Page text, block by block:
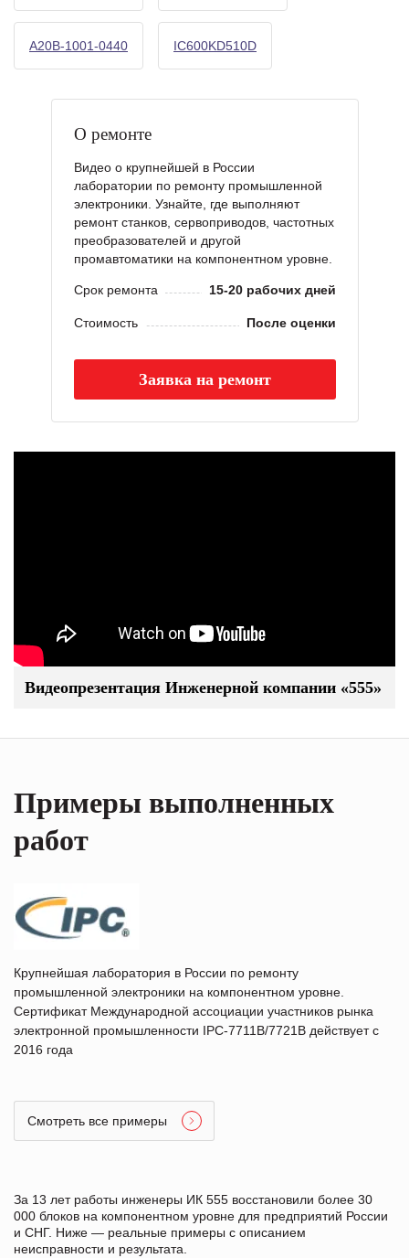
A20B-1001-0440 IC600KD510D
О ремонте
Видео о крупнейшей в России
лаборатории по ремонту промышленной
электроники. Узнайте, где выполняют
ремонт станков, сервоприводов, частотных
преобразователей и другой
промавтоматики на компонентном уровне.
Срок ремонта 15-20 рабочих дней
Стоимость После оценки
Заявка на ремонт
Видеопрезентация Инженерной компании «555»
Примеры выполненных
работ
Крупнейшая лаборатория в России по ремонту
промышленной электроники на компонентном уровне.
Сертификат Международной ассоциации участников рынка
электронной промышленности IPC-7711B/7721B действует с
2016 года
Смотреть все примеры
За 13 лет работы инженеры ИК 555 восстановили более 30
000 блоков на компонентном уровне для предприятий России
и СНГ. Ниже — реальные примеры с описанием
неисправности и результата.